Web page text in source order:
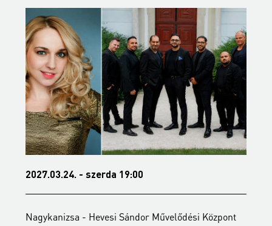
2027.03.24. - szerda 19:00
Nagykanizsa - Hevesi Sándor Művelődési Központ